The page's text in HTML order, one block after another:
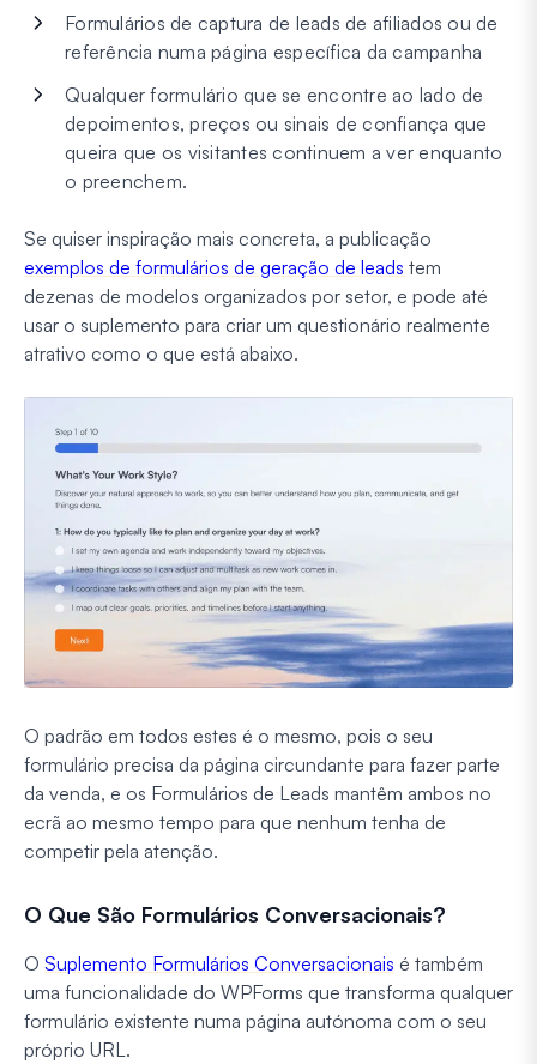
Formulários de captura de leads de afiliados ou de
referência numa página específica da campanha
Qualquer formulário que se encontre ao lado de
depoimentos, preços ou sinais de confiança que
queira que os visitantes continuem a ver enquanto
o preenchem.
Se quiser inspiração mais concreta, a publicação
exemplos de formulários de geração de leads tem
dezenas de modelos organizados por setor, e pode até
usar o suplemento para criar um questionário realmente
atrativo como o que está abaixo.
O padrão em todos estes é o mesmo, pois o seu
formulário precisa da página circundante para fazer parte
da venda, e os Formulários de Leads mantêm ambos no
ecrã ao mesmo tempo para que nenhum tenha de
competir pela atenção.
O Que São Formulários Conversacionais?
O Suplemento Formulários Conversacionais é também
uma funcionalidade do WPForms que transforma qualquer
formulário existente numa página autónoma com o seu
próprio URL.